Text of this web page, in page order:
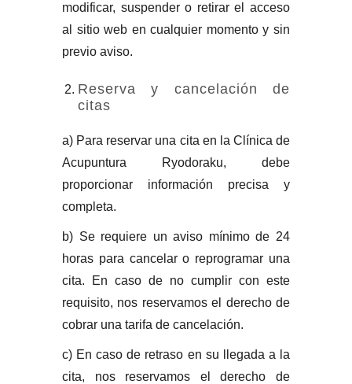
modificar, suspender o retirar el acceso
al sitio web en cualquier momento y sin
previo aviso.
Reserva y cancelación de
citas
a) Para reservar una cita en la Clínica de
Acupuntura Ryodoraku, debe
proporcionar información precisa y
completa.
b) Se requiere un aviso mínimo de 24
horas para cancelar o reprogramar una
cita. En caso de no cumplir con este
requisito, nos reservamos el derecho de
cobrar una tarifa de cancelación.
c) En caso de retraso en su llegada a la
cita, nos reservamos el derecho de